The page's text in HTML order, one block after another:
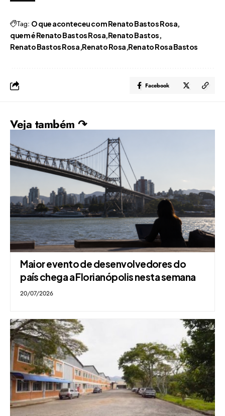
Tag: O que aconteceu com Renato Bastos Rosa
quem é Renato Bastos Rosa Renato Bastos
Renato Bastos Rosa Renato Rosa Renato Rosa Bastos
Facebook
Veja também ↷
Maior evento de desenvolvedores do
país chega a Florianópolis nesta semana
20/07/2026